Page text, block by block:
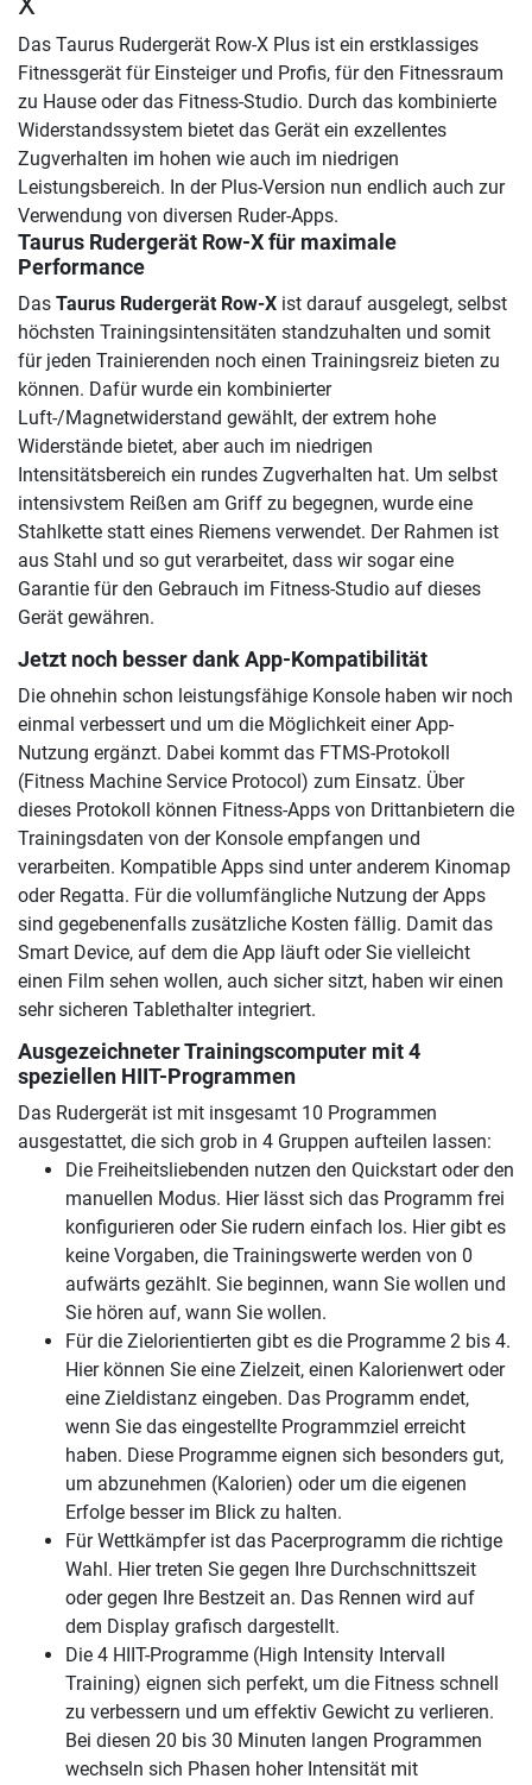
Das Taurus Rudergerät Row-X Plus ist ein erstklassiges
Fitnessgerät für Einsteiger und Profis, für den Fitnessraum
zu Hause oder das Fitness-Studio. Durch das kombinierte
Widerstandssystem bietet das Gerät ein exzellentes
Zugverhalten im hohen wie auch im niedrigen
Leistungsbereich. In der Plus-Version nun endlich auch zur
Verwendung von diversen Ruder-Apps.
Taurus Rudergerät Row-X für maximale
Performance
Das Taurus Rudergerät Row-X ist darauf ausgelegt, selbst
höchsten Trainingsintensitäten standzuhalten und somit
für jeden Trainierenden noch einen Trainingsreiz bieten zu
können. Dafür wurde ein kombinierter
Luft-/Magnetwiderstand gewählt, der extrem hohe
Widerstände bietet, aber auch im niedrigen
Intensitätsbereich ein rundes Zugverhalten hat. Um selbst
intensivstem Reißen am Griff zu begegnen, wurde eine
Stahlkette statt eines Riemens verwendet. Der Rahmen ist
aus Stahl und so gut verarbeitet, dass wir sogar eine
Garantie für den Gebrauch im Fitness-Studio auf dieses
Gerät gewähren.
Jetzt noch besser dank App-Kompatibilität
Die ohnehin schon leistungsfähige Konsole haben wir noch
einmal verbessert und um die Möglichkeit einer App-
Nutzung ergänzt. Dabei kommt das FTMS-Protokoll
(Fitness Machine Service Protocol) zum Einsatz. Über
dieses Protokoll können Fitness-Apps von Drittanbietern die
Trainingsdaten von der Konsole empfangen und
verarbeiten. Kompatible Apps sind unter anderem Kinomap
oder Regatta. Für die vollumfängliche Nutzung der Apps
sind gegebenenfalls zusätzliche Kosten fällig. Damit das
Smart Device, auf dem die App läuft oder Sie vielleicht
einen Film sehen wollen, auch sicher sitzt, haben wir einen
sehr sicheren Tablethalter integriert.
Ausgezeichneter Trainingscomputer mit 4
speziellen HIIT-Programmen
Das Rudergerät ist mit insgesamt 10 Programmen
ausgestattet, die sich grob in 4 Gruppen aufteilen lassen:
Die Freiheitsliebenden nutzen den Quickstart oder den
manuellen Modus. Hier lässt sich das Programm frei
konfigurieren oder Sie rudern einfach los. Hier gibt es
keine Vorgaben, die Trainingswerte werden von 0
aufwärts gezählt. Sie beginnen, wann Sie wollen und
Sie hören auf, wann Sie wollen.
Für die Zielorientierten gibt es die Programme 2 bis 4.
Hier können Sie eine Zielzeit, einen Kalorienwert oder
eine Zieldistanz eingeben. Das Programm endet,
wenn Sie das eingestellte Programmziel erreicht
haben. Diese Programme eignen sich besonders gut,
um abzunehmen (Kalorien) oder um die eigenen
Erfolge besser im Blick zu halten.
Für Wettkämpfer ist das Pacerprogramm die richtige
Wahl. Hier treten Sie gegen Ihre Durchschnittszeit
oder gegen Ihre Bestzeit an. Das Rennen wird auf
dem Display grafisch dargestellt.
Die 4 HIIT-Programme (High Intensity Intervall
Training) eignen sich perfekt, um die Fitness schnell
zu verbessern und um effektiv Gewicht zu verlieren.
Bei diesen 20 bis 30 Minuten langen Programmen
wechseln sich Phasen hoher Intensität mit